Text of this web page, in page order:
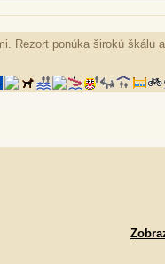
Rezort ponúka širokú škálu